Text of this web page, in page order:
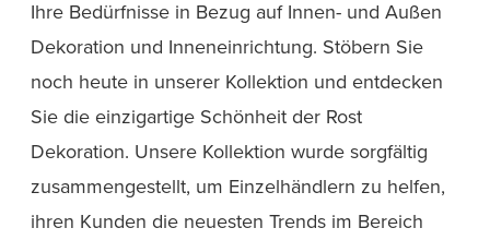
Ihre Bedürfnisse in Bezug auf Innen- und Außen
Dekoration und Inneneinrichtung. Stöbern Sie
noch heute in unserer Kollektion und entdecken
Sie die einzigartige Schönheit der Rost
Dekoration. Unsere Kollektion wurde sorgfältig
zusammengestellt, um Einzelhändlern zu helfen,
ihren Kunden die neuesten Trends im Bereich